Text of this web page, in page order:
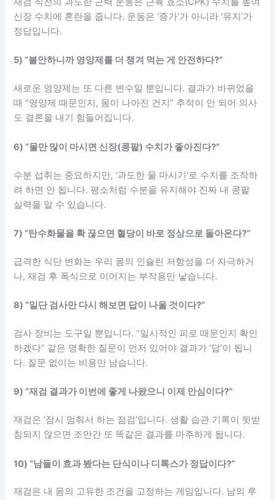
신장 수치에 혼란을 줍니다. 운동은 ‘증가’가 아니라 ‘유지’가
정답입니다.
5) “불안하니까 영양제를 더 챙겨 먹는 게 안전하다?”
새로운 영양제는 또 다른 변수일 뿐입니다. 결과가 바뀌었을
때 “영양제 때문인지, 몸이 나아진 건지” 추적이 안 되어 의사
도 결론을 내기 힘들어집니다.
6) “물만 많이 마시면 신장(콩팥) 수치가 좋아진다?”
수분 섭취는 중요하지만, ‘과도한 물 마시기’로 수치를 조작하
려 하면 안 됩니다. 평소처럼 수분을 유지해야 진짜 내 콩팥
실력을 알 수 있습니다.
7) “탄수화물을 확 끊으면 혈당이 바로 정상으로 돌아온다?”
급격한 식단 변화는 우리 몸의 인슐린 저항성을 더 자극하거
나, 재검 후 폭식으로 이어지는 부작용만 낳습니다.
8) “일단 검사만 다시 해보면 답이 나올 것이다?”
검사 장비는 도구일 뿐입니다. “일시적인 피로 때문인지 확인
하겠다” 같은 명확한 질문이 먼저 있어야 결과가 ‘답’이 됩니
다. 질문 없이는 비용만 남습니다.
9) “재검 결과가 이번에 좋게 나왔으니 이제 안심이다?”
재검은 ‘잠시 멈춰서 하는 점검’입니다. 생활 습관 기록이 뒷받
침되지 않으면 조만간 또 똑같은 결과를 마주하게 됩니다.
10) “남들이 효과 봤다는 단식이나 디톡스가 정답이다?”
재검은 내 몸의 고유한 조건을 고정하는 게임입니다. 남의 루